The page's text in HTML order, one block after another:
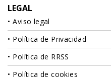
LEGAL
Aviso legal
Política de Privacidad
Política de RRSS
Política de cookies